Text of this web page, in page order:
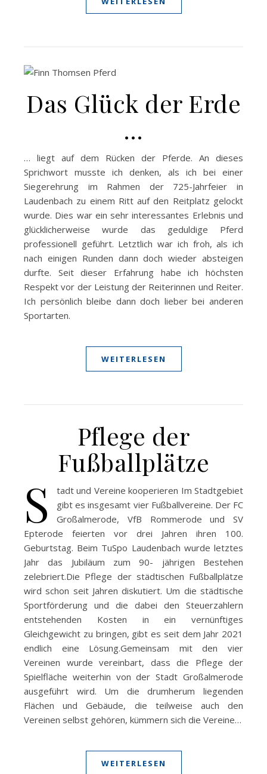
Das Glück der Erde
…
… liegt auf dem Rücken der Pferde. An dieses
Sprichwort musste ich denken, als ich bei einer
Siegerehrung im Rahmen der 725-Jahrfeier in
Laudenbach zu einem Ritt auf den Reitplatz gelockt
wurde. Dies war ein sehr interessantes Erlebnis und
glücklicherweise wurde das geduldige Pferd
professionell geführt. Letztlich war ich froh, als ich
nach einigen Runden dann doch wieder absteigen
durfte. Seit dieser Erfahrung habe ich höchsten
Respekt vor der Leistung der Reiterinnen und Reiter.
Ich persönlich bleibe dann doch lieber bei anderen
Sportarten.
WEITERLESEN
Pflege der
Fußballplätze
S
tadt und Vereine kooperieren Im Stadtgebiet
gibt es insgesamt vier Fußballvereine. Der FC
Großalmerode, VfB Rommerode und SV
Epterode feierten vor drei Jahren ihren 100.
Geburtstag. Beim TuSpo Laudenbach wurde letztes
Jahr das Jubiläum zum 90- jährigen Bestehen
zelebriert.Die Pflege der städtischen Fußballplätze
wird schon seit Jahren diskutiert. Um die städtische
Sportförderung und die dabei den Steuerzahlern
entstehenden Kosten in ein vernünftiges
Gleichgewicht zu bringen, gibt es seit dem Jahr 2021
endlich eine Lösung.Gemeinsam mit den vier
Vereinen wurde vereinbart, dass die Pflege der
Spielfläche weiterhin von der Stadt Großalmerode
ausgeführt wird. Um die drumherum liegenden
Flächen und Gebäude, die teilweise auch den
Vereinen selbst gehören, kümmern sich die Vereine…
WEITERLESEN